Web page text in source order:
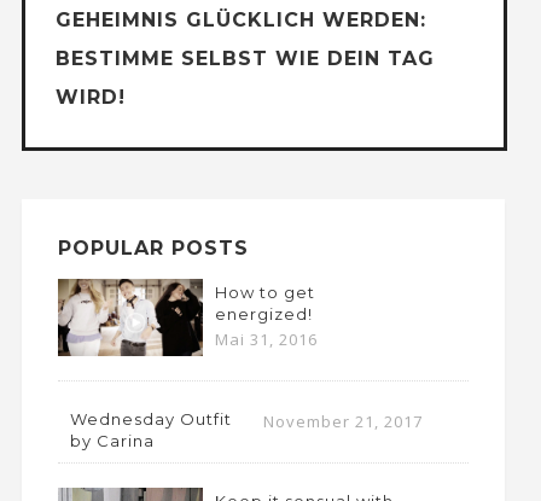
GEHEIMNIS GLÜCKLICH WERDEN:
BESTIMME SELBST WIE DEIN TAG
WIRD!
POPULAR POSTS
How to get
energized!
Mai 31, 2016
Wednesday Outfit
by Carina
November 21, 2017